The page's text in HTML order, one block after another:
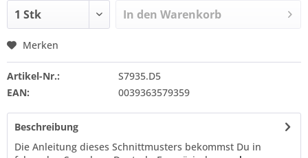
In den Warenkorb
Merken
Artikel-Nr.:
S7935.D5
EAN:
0039363579359
Beschreibung
Die Anleitung dieses Schnittmusters bekommst Du in